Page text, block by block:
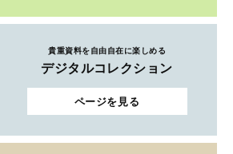
貴重資料を自由自在に楽しめる
デジタルコレクション
ページを見る